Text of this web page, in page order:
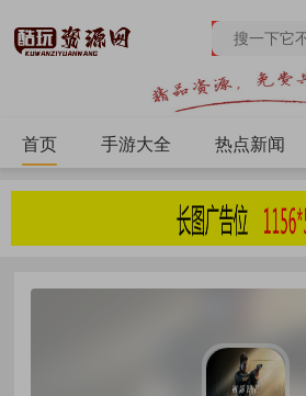
首页 手游大全 热点新闻